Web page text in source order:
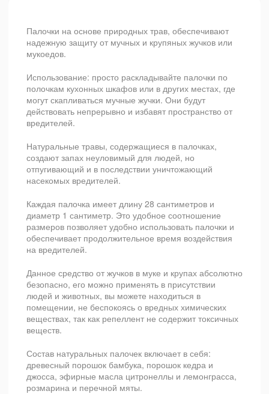
Палочки на основе природных трав, обеспечивают
надежную защиту от мучных и крупяных жучков или
мукоедов.
Использование: просто раскладывайте палочки по
полочкам кухонных шкафов или в других местах, где
могут скапливаться мучные жучки. Они будут
действовать непрерывно и избавят пространство от
вредителей.
Натуральные травы, содержащиеся в палочках,
создают запах неуловимый для людей, но
отпугивающий и в последствии уничтожающий
насекомых вредителей.
Каждая палочка имеет длину 28 сантиметров и
диаметр 1 сантиметр. Это удобное соотношение
размеров позволяет удобно использовать палочки и
обеспечивает продолжительное время воздействия
на вредителей.
Данное средство от жучков в муке и крупах абсолютно
безопасно, его можно применять в присутствии
людей и животных, вы можете находиться в
помещении, не беспокоясь о вредных химических
веществах, так как репеллент не содержит токсичных
веществ.
Состав натуральных палочек включает в себя:
древесный порошок бамбука, порошок кедра и
джосса, эфирные масла цитронеллы и лемонграсса,
розмарина и перечной мяты.